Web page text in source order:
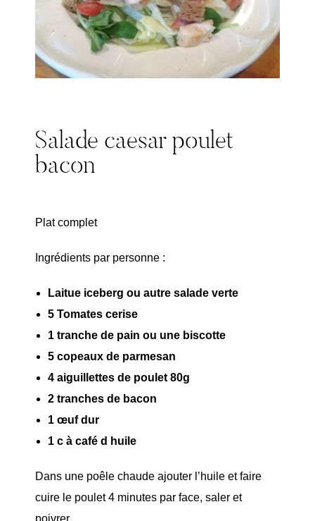
Salade caesar poulet
bacon
Plat complet
Ingrédients par personne :
Laitue iceberg ou autre salade verte
5 Tomates cerise
1 tranche de pain ou une biscotte
5 copeaux de parmesan
4 aiguillettes de poulet 80g
2 tranches de bacon
1 œuf dur
1 c à café d huile
Dans une poêle chaude ajouter l’huile et faire
cuire le poulet 4 minutes par face, saler et
poivrer.